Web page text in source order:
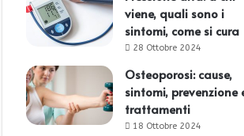
viene, quali sono i
sintomi, come si cura
28 Ottobre 2024
Osteoporosi: cause,
sintomi, prevenzione
trattamenti
18 Ottobre 2024